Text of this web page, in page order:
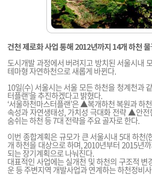
건천 제로화 사업 통해 2012년까지 14개 하천
도시개발 과정에서 버려지고 방치된 서울시내
테마형 자연하천으로 새롭게 바뀐다.
10일(수) 서울시는 서울 모든 하천을 청계천과
터플랜’을 추진하겠다고 밝혔다.
‘서울하천마스터플랜’은 ▲복개하천 복원과
속성과 자연생태성, 가치성 극대화 전략 ▲안
숨쉬는 하천 등 7대 전략을 주요 골자로 한다.
이번 종합계획은 규모가 큰 서울시내 5대 하천
개 하천을 대상으로 하며, 2010년부터 2015년
되는 장기계획으로 나눠진다.
대표적인 사업에는 실개천 및 하천의 구조적
운 등 주변지역 개발사업과 연계하는 하천정비